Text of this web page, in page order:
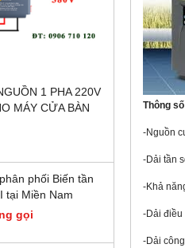
1 PHA 220V
MÁY CỬA BÀN
phối Biến tần
tại Miền Nam
gọi
Thông
-Nguồn
-Dải tần
-Khả
-Dải điều
-Dải